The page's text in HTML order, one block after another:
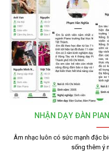
NHẬN DẠY ĐÀN
Âm nhạc luôn có sức mạnh đặc
sống thêm ý